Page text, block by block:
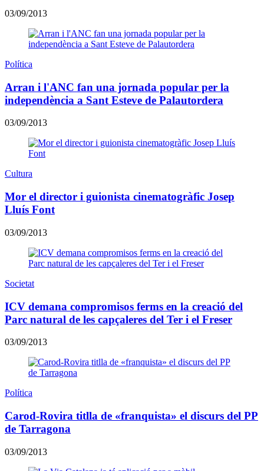
03/09/2013
Política
Arran i l'ANC fan una jornada popular per la
independència a Sant Esteve de Palautordera
03/09/2013
Cultura
Mor el director i guionista cinematogràfic Josep
Lluís Font
03/09/2013
Societat
ICV demana compromisos ferms en la creació del
Parc natural de les capçaleres del Ter i el Freser
03/09/2013
Política
Carod-Rovira titlla de «franquista» el discurs del PP
de Tarragona
03/09/2013